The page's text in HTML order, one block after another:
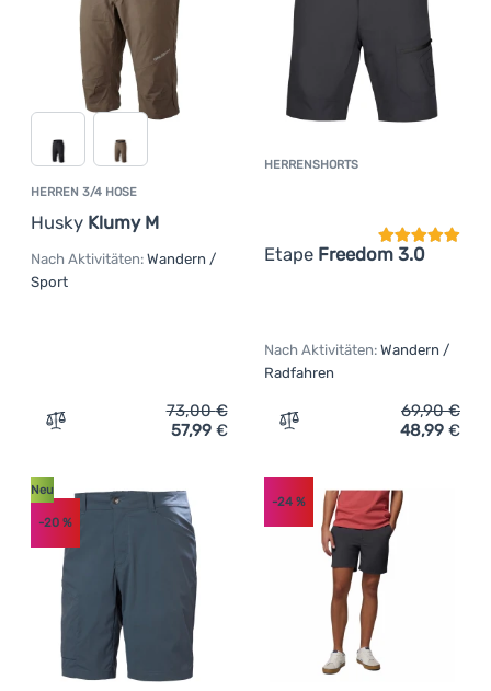
HERREN 3/4 HOSE
Husky Klumy M
Nach Aktivitäten: Wandern /
Sport
Zum Vergleich 'Herren 3/4 Hose Husky Klumy M'
73,00€
57,99 €
HERRENSHORTS
Etape Freedom 3.0
Nach Aktivitäten: Wandern /
Radfahren
Zum Vergleich
69,90€
48,99 €
Neu
-20 %
-24%